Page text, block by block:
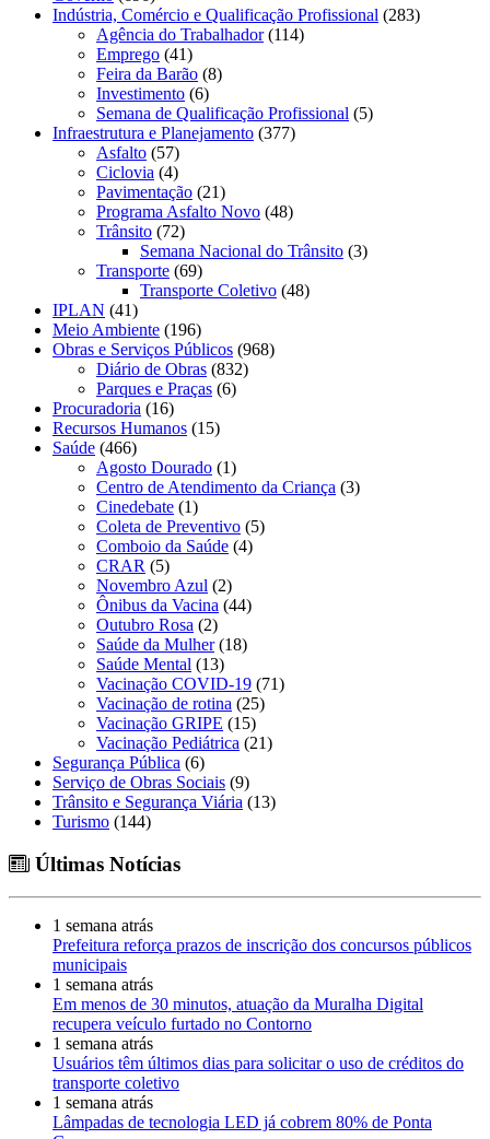
Indústria, Comércio e Qualificação Profissional (283)
Agência do Trabalhador(114)
Emprego (41)
Feira da Barão (8)
Investimento (6)
Semana de Qualificação Profissional (5)
Infraestrutura e Planejamento (377)
Asfalto (57)
Ciclovia (4)
Pavimentação (21)
Programa Asfalto Novo (48)
Trânsito (72)
Semana Nacional do Trânsito (3)
Transporte (69)
Transporte Coletivo (48)
IPLAN (41)
Meio Ambiente (196)
Obras e Serviços Públicos (968)
Diário de Obras (832)
Parques e Praças (6)
Procuradoria (16)
Recursos Humanos (15)
Saúde (466)
Agosto Dourado (1)
Centro de Atendimento da Criança (3)
Cinedebate (1)
Coleta de Preventivo (5)
Comboio da Saúde (4)
CRAR (5)
Novembro Azul (2)
Ônibus da Vacina (44)
Outubro Rosa (2)
Saúde da Mulher(18)
Saúde Mental (13)
Vacinação COVID-19 (71)
Vacinação de rotina (25)
Vacinação GRIPE (15)
Vacinação Pediátrica (21)
Segurança Pública (6)
Serviço de Obras Sociais (9)
Trânsito e Segurança Viária (13)
Turismo (144)
Últimas Notícias
1 semana atrás
Prefeitura reforça prazos de inscrição dos concursos públicos
municipais
1 semana atrás
Em menos de 30 minutos, atuação da Muralha Digital
recupera veículo furtado no Contorno
1 semana atrás
Usuários têm últimos dias para solicitar o uso de créditos do
transporte coletivo
1 semana atrás
Lâmpadas de tecnologia LED já cobrem 80% de Ponta